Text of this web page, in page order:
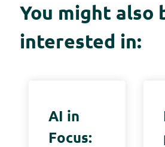
You might also
interested in:
AI in
Focus: